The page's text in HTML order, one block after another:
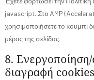
javascript. Στο AMP
χρησιμοποιήσετε το κουμπί
μέρος της σελίδας.
8.
διαγραφή cookies